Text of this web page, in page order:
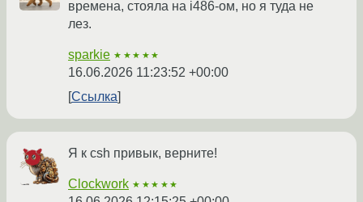
времена, стояла на i486-ом, но я туда не
лез.
sparkie ★★★★★
16.06.2026 11:23:52 +00:00
Ссылка
Я к csh привык, верните!
Clockwork ★★★★★